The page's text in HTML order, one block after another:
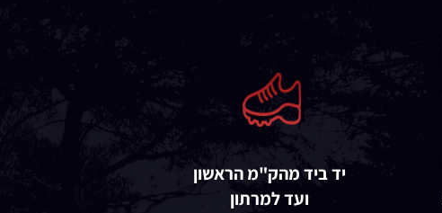
יד ביד מהק"מ הראשון
ועד למרתון